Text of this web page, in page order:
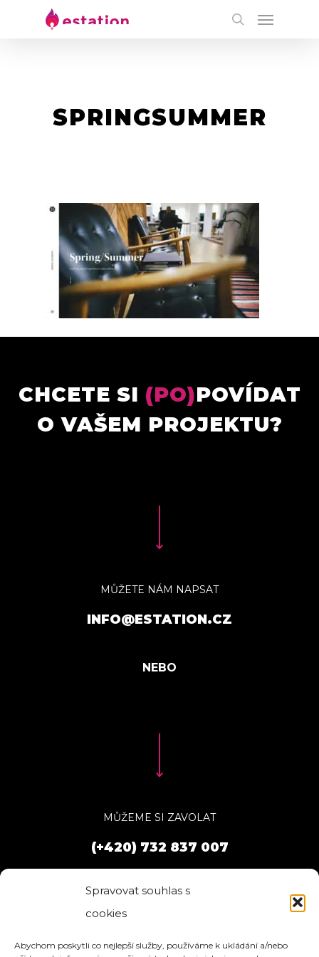
Spravovat souhlas s
cookies
Abychom poskytli co nejlepší služby, používáme k ukládání a/nebo
SPRINGSUMMER
CHCETE SI (PO)POVÍDAT
O VAŠEM PROJEKTU?
MŮŽETE NÁM NAPSAT
INFO@ESTATION.CZ
MŮŽEME SI ZAVOLAT
(+420) 732 837 007